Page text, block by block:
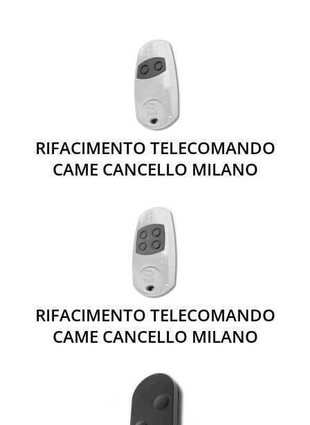
RIFACIMENTO TELECOMANDO
CAME CANCELLO MILANO
RIFACIMENTO TELECOMANDO
CAME CANCELLO MILANO